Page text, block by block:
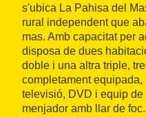
s'ubica La Pahisa del
rural independent que
mas. Amb capacitat per
disposa de dues
doble i una altra triple,
completament
televisió, DVD i equip
menjador amb llar de foc.